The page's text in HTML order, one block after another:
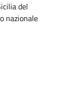
del
nazionale